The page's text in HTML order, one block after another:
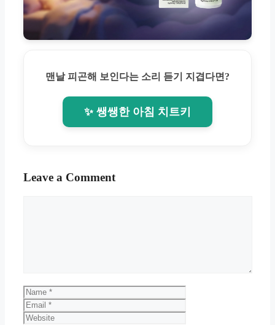
맨날 피곤해 보인다는 소리 듣기 지겹다면?
✨ 쌩쌩한 아침 치트키
Leave a Comment
Name